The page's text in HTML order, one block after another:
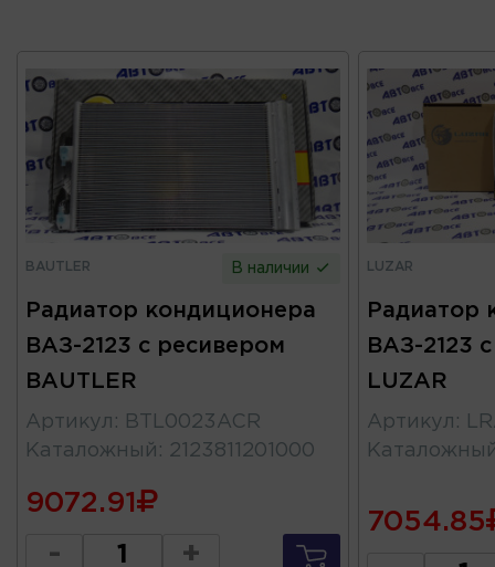
BAUTLER В наличии
Радиатор кондиционера
ВАЗ-2123 с ресивером
BAUTLER
Артикул :
BTL0023ACR
Каталожный : 2123811201000
9072.91
- +
LUZAR
Радиатор
ВАЗ-2123
LUZAR
Артикул :
7054.85